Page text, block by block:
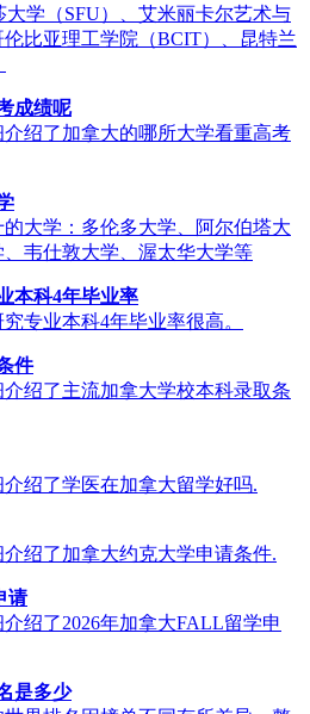
大学（SFU）、艾米丽卡尔艺术与
比亚理工学院（BCIT）、昆特兰
成绩呢
绍了加拿大的哪所大学看重高考
大学：多伦多大学、阿尔伯塔大
韦仕敦大学、渥太华大学等
本科4年毕业率
专业本科4年毕业率很高。
件
绍了主流加拿大学校本科录取条
绍了学医在加拿大留学好吗.
绍了加拿大约克大学申请条件.
请
绍了2026年加拿大FALL留学申
是多少